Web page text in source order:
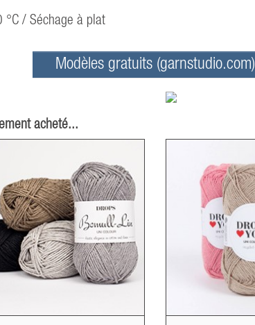
°C / Séchage à plat
Modèles gratuits (garnstudio.com)
acheté...